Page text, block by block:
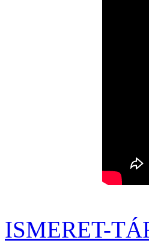
ISMERET-